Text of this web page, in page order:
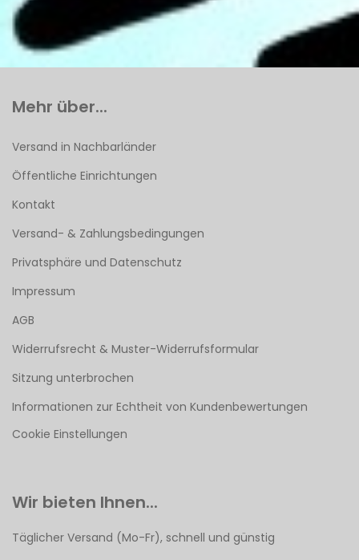
Mehr über...
Versand in Nachbarländer
Öffentliche Einrichtungen
Kontakt
Versand- & Zahlungsbedingungen
Privatsphäre und Datenschutz
Impressum
AGB
Widerrufsrecht & Muster-Widerrufsformular
Sitzung unterbrochen
Informationen zur Echtheit von Kundenbewertungen
Cookie Einstellungen
Wir bieten Ihnen...
Täglicher Versand (Mo-Fr), schnell und günstig